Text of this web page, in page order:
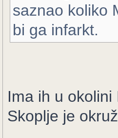
saznao koliko
bi ga infarkt.
Ima ih u
Skoplje je